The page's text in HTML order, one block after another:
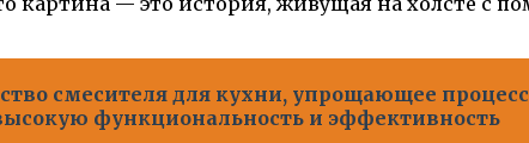
смесителя для кухни, упрощающее
функциональность и эффективность